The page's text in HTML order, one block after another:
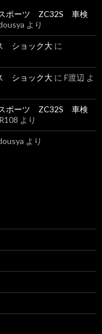
ポーツ ZC32S 車検
より
ショック大 に
ショック大 に F渡辺 よ
ポーツ ZC32S 車検
より
より